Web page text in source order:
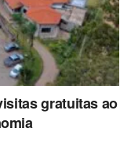
gratuitas ao